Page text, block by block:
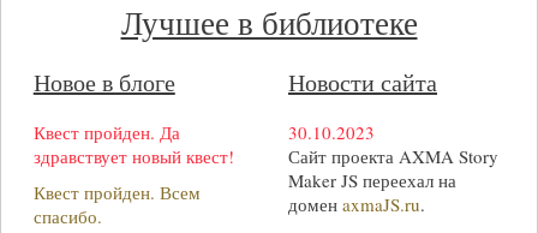
Лучшее в библиотеке
Новое в блоге
Квест пройден. Да
здравствует новый квест!
Квест пройден. Всем
спасибо.
Новости сайта
30.10.2023
Сайт проекта AXMA Story
Maker JS переехал на
домен axmaJS.ru.